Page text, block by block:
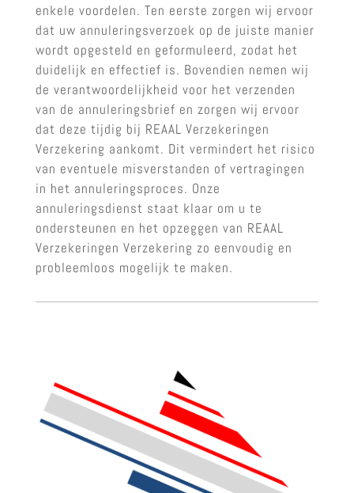
enkele voordelen. Ten eerste zorgen wij ervoor
dat uw annuleringsverzoek op de juiste manier
wordt opgesteld en geformuleerd, zodat het
duidelijk en effectief is. Bovendien nemen wij
de verantwoordelijkheid voor het verzenden
van de annuleringsbrief en zorgen wij ervoor
dat deze tijdig bij REAAL Verzekeringen
Verzekering aankomt. Dit vermindert het risico
van eventuele misverstanden of vertragingen
in het annuleringsproces. Onze
annuleringsdienst staat klaar om u te
ondersteunen en het opzeggen van REAAL
Verzekeringen Verzekering zo eenvoudig en
probleemloos mogelijk te maken.